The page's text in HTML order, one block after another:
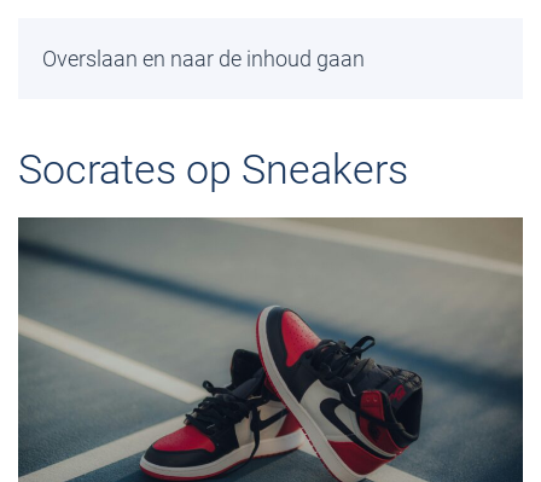
Overslaan en naar de inhoud gaan
Socrates op Sneakers